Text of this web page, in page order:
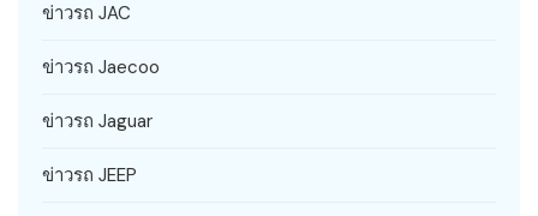
ข่าวรถ JAC
ข่าวรถ Jaecoo
ข่าวรถ Jaguar
ข่าวรถ JEEP